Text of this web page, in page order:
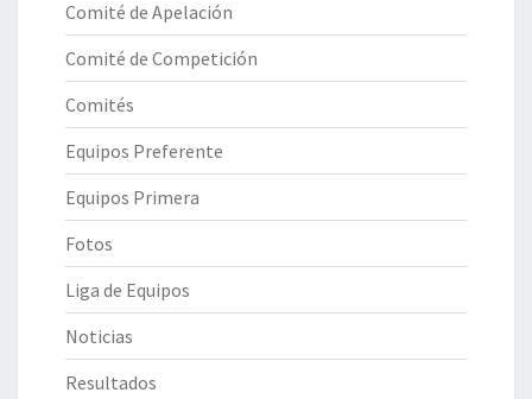
Comité de Apelación
Comité de Competición
Comités
Equipos Preferente
Equipos Primera
Fotos
Liga de Equipos
Noticias
Resultados